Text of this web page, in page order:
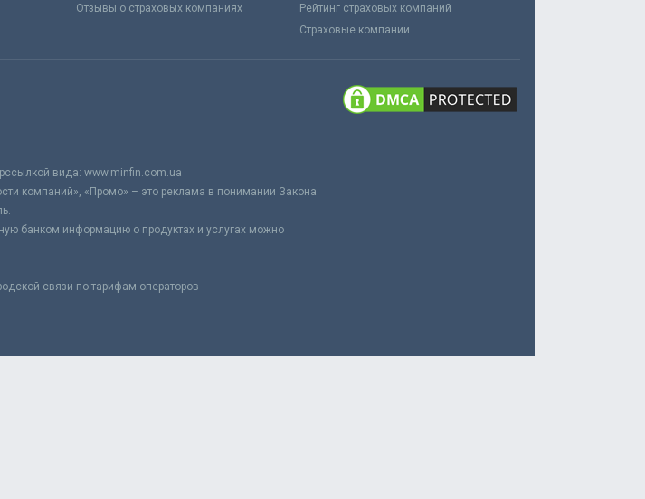
Отзывы о страховых компаниях
Рейтинг страховых компаний
Страховые компании
вида: www.minfin.com.ua
компаний», «Промо» – это реклама в понимании Закона
банком информацию о продуктах и услугах можно
связи по тарифам операторов